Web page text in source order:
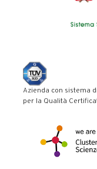
Azienda con sistema
per la Qualità